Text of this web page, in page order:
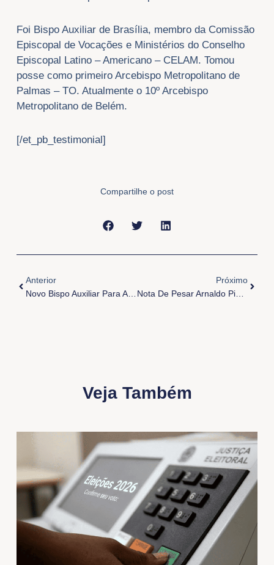
Foi Bispo Auxiliar de Brasília, membro da Comissão
Episcopal de Vocações e Ministérios do Conselho
Episcopal Latino – Americano – CELAM. Tomou
posse como primeiro Arcebispo Metropolitano de
Palmas – TO. Atualmente o 10º Arcebispo
Metropolitano de Belém.
[/et_pb_testimonial]
Compartilhe o post
Anterior
Novo Bispo Auxiliar Para Arquidiocese De Belém
Próximo
Nota De Pesar Arnaldo Pinheiro
Veja Também